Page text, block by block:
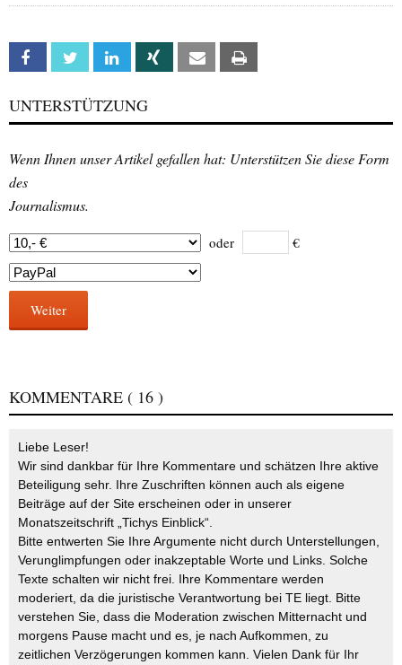
Facebook Twitter Linkedin Xing Email
UNTERSTÜTZUNG
Wenn Ihnen unser Artikel gefallen hat: Unterstützen Sie diese Form
des
Journalismus.
oder €
Weiter
KOMMENTARE ( 16 )
Liebe Leser!
Wir sind dankbar für Ihre Kommentare und schätzen Ihre aktive
Beteiligung sehr. Ihre Zuschriften können auch als eigene
Beiträge auf der Site erscheinen oder in unserer
Monatszeitschrift „Tichys Einblick“.
Bitte entwerten Sie Ihre Argumente nicht durch Unterstellungen,
Verunglimpfungen oder inakzeptable Worte und Links. Solche
Texte schalten wir nicht frei. Ihre Kommentare werden
moderiert, da die juristische Verantwortung bei TE liegt. Bitte
verstehen Sie, dass die Moderation zwischen Mitternacht und
morgens Pause macht und es, je nach Aufkommen, zu
zeitlichen Verzögerungen kommen kann. Vielen Dank für Ihr